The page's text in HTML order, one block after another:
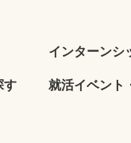
す
インターンシ
就活イベント